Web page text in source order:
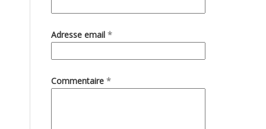
Adresse email *
Commentaire *